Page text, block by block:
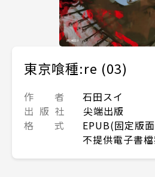
東京喰種:re (03)
作 者
石田スイ
出 版 社
尖端出版
格 式
EPUB(固定版
不提供電子書